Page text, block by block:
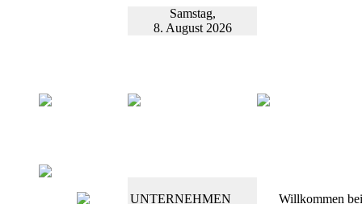
Samstag,
8. August 2026
UNTERNEHMEN
Willkommen